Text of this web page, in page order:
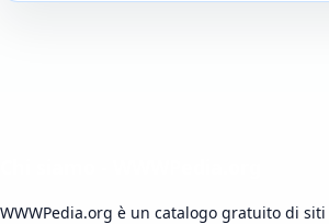
WWWPedia.org è un catalogo gratuito di